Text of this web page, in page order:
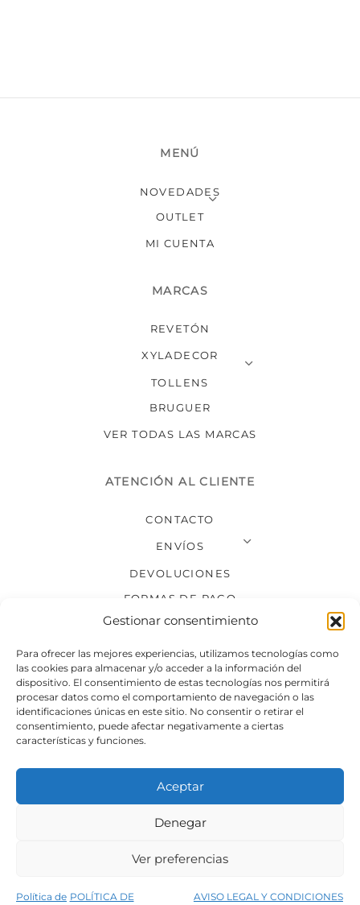
Gestionar consentimiento
Para ofrecer las mejores experiencias, utilizamos tecnologías como
las cookies para almacenar y/o acceder a la información del
dispositivo. El consentimiento de estas tecnologías nos permitirá
procesar datos como el comportamiento de navegación o las
identificaciones únicas en este sitio. No consentir o retirar el
consentimiento, puede afectar negativamente a ciertas
características y funciones.
Aceptar
Denegar
Ver preferencias
Política de POLÍTICA DE AVISO LEGAL Y CONDICIONES
MENÚ
NOVEDADES
OUTLET
MI CUENTA
MARCAS
REVETÓN
XYLADECOR
TOLLENS
BRUGUER
VER TODAS LAS MARCAS
ATENCIÓN AL CLIENTE
CONTACTO
ENVÍOS
DEVOLUCIONES
FORMAS DE PAGO
SÍGUENOS
Condiciones generales de venta
Política de privacidad del sitio web